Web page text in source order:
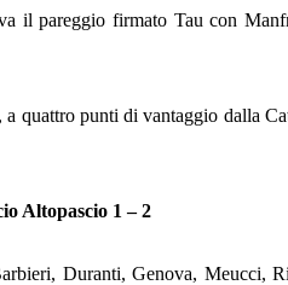
il pareggio firmato Tau con
quattro punti di vantaggio dalla
Altopascio 1 – 2
Duranti, Genova, Meucci,